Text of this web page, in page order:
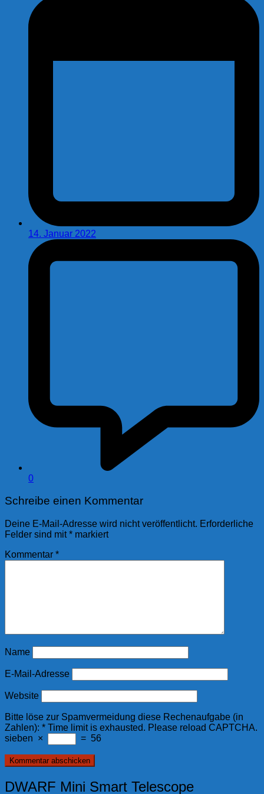
14. Januar 2022
0
Schreibe einen Kommentar
Deine E-Mail-Adresse wird nicht veröffentlicht. Erforderliche
Felder sind mit* markiert
Kommentar *
Name
E-Mail-Adresse
Website
Bitte löse zur Spamvermeidung diese Rechenaufgabe (in
Zahlen): * Time limit is exhausted. Please reload CAPTCHA.
sieben × = 56
DWARF Mini Smart Telescope